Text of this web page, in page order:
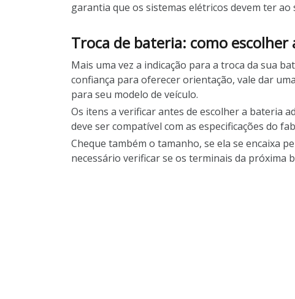
garantia que os sistemas elétricos devem ter
Troca de bateria: como escolher
Mais uma vez a indicação para a troca da sua
confiança para oferecer orientação, vale dar
para seu modelo de veículo.
Os itens a verificar antes de escolher a bateria
deve ser compatível com as especificações do
Cheque também o tamanho, se ela se encaixa
necessário verificar se os terminais da próxima